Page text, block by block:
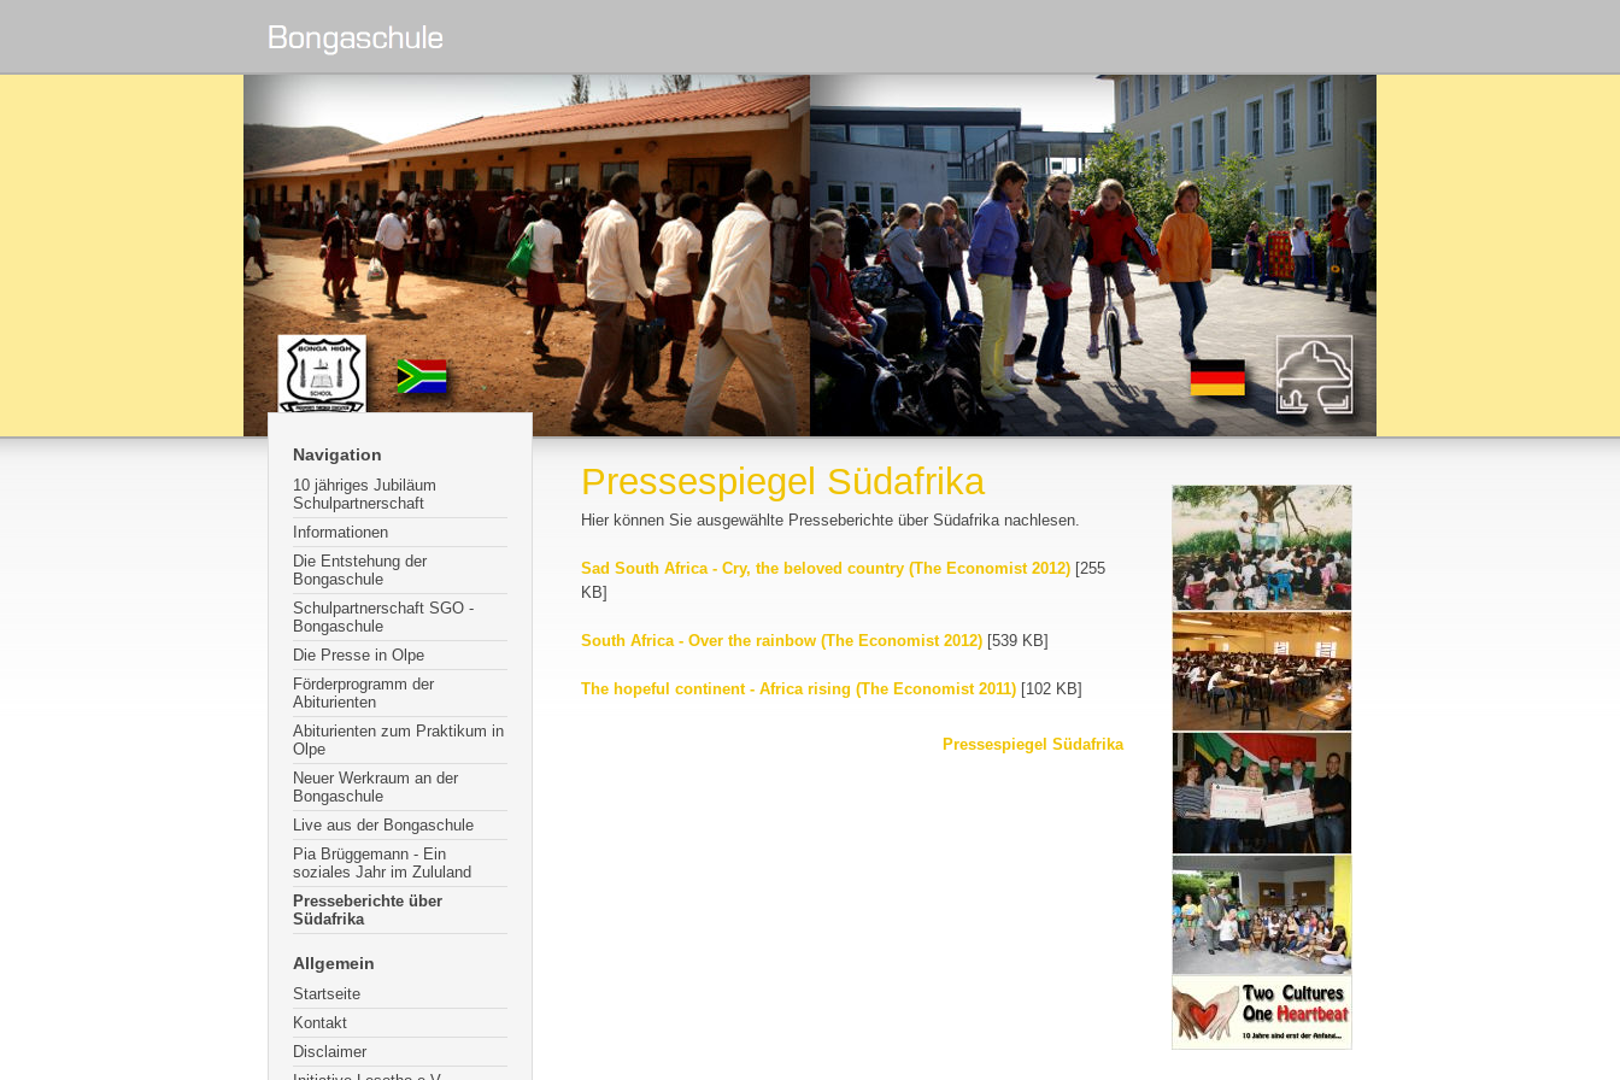
Navigation
10 jähriges Jubiläum
Schulpartnerschaft
Informationen
Die Entstehung der
Bongaschule
Schulpartnerschaft SGO -
Bongaschule
Die Presse in Olpe
Förderprogramm der
Abiturienten
Abiturienten zum Praktikum in
Olpe
Neuer Werkraum an der
Bongaschule
Live aus der Bongaschule
Pia Brüggemann - Ein
soziales Jahr im Zululand
Presseberichte über
Südafrika
Allgemein
Startseite
Kontakt
Disclaimer
Pressespiegel Südafrika
Hier können Sie ausgewählte Presseberichte über Südafrika nachlesen.
Sad South Africa - Cry, the beloved country (The Economist 2012) [255
KB]
South Africa - Over the rainbow (The Economist 2012) [539 KB]
The hopeful continent - Africa rising (The Economist 2011) [102 KB]
Pressespiegel Südafrika